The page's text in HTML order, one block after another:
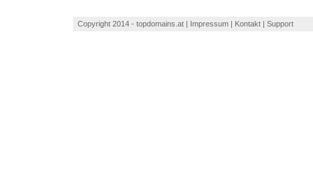
Copyright 2014 - topdomains.at | Impressum | Kontakt | Support